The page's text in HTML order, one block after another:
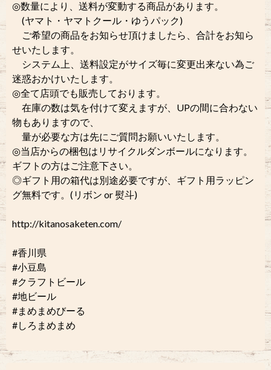
◎数量により、送料が変動する商品があります。
(ヤマト・ヤマトクール・ゆうパック)
ご希望の商品をお知らせ頂けましたら、合計をお知ら
せいたします。
システム上、送料設定がサイズ毎に変更出来ない為ご
迷惑おかけいたします。
◎全て店頭でも販売しております。
在庫の数は気を付けて変えますが、UPの間に合わない
物もありますので、
量が必要な方は先にご質問お願いいたします。
◎当店からの梱包はリサイクルダンボールになります。
ギフトの方はご注意下さい。
◎ギフト用の箱代は別途必要ですが、ギフト用ラッピン
グ無料です。(リボン or 熨斗)
http://kitanosaketen.com/
#香川県
#小豆島
#クラフトビール
#地ビール
#まめまめびーる
#しろまめまめ